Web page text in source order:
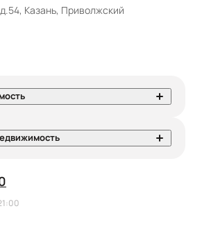
Казань, Приволжский